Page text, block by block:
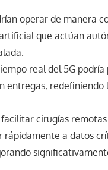
operar de manera
que actúan
real del 5G
entregas,
facilitar cirugías
a datos